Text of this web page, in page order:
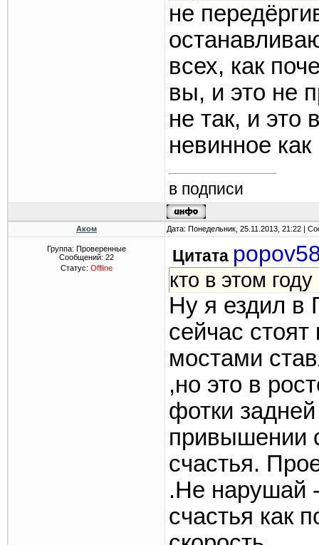
не
всех, как
вы, и это не
не так, и это
невинное
в подписи
Аком Дата: Понедельник, 25.11.2013, 21:22 |
Группа: Проверенные
Сообщений: 22
Статус: Offline
Цитата
кто в этом
Ну я ездил в
сейчас
мостами
,но это в
фотки
привышении
счастья.
.Не нарушай
счастья как